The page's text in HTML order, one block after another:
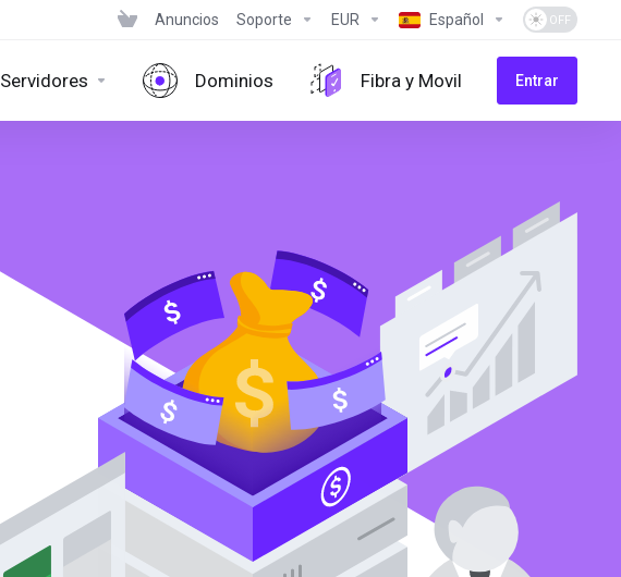
Anuncios Soporte EUR Español
Servidores Dominios Fibra y Movil Entrar